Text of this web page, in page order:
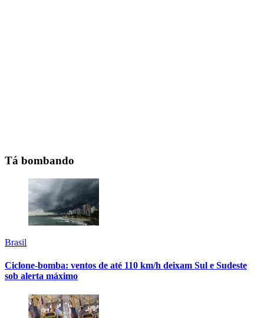
Tá bombando
Brasil
Ciclone-bomba: ventos de até 110 km/h deixam Sul e Sudeste
sob alerta máximo